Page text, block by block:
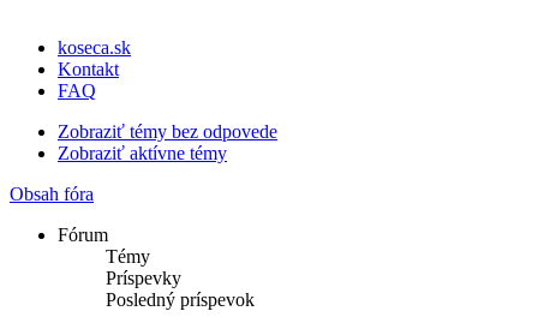
koseca.sk
Kontakt
FAQ
Zobraziť témy bez odpovede
Zobraziť aktívne témy
Obsah fóra
Fórum
Témy
Príspevky
Posledný príspevok